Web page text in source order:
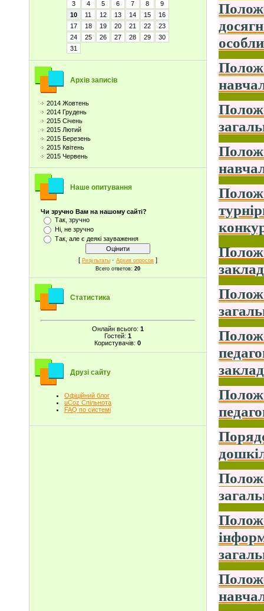
3
4 5 6 7 8
9
10
11 12 13 14 15
16
17
18 19 20 21 22
23
24
25 26 27 28 29
30
31
Архів записів
2014 Жовтень
2014 Грудень
2015 Січень
2015 Лютий
2015 Березень
2015 Квітень
2015 Червень
Наше опитування
Чи зручно Вам на нашому сайті?
Так, зручно
Ні, не зручно
Так, але є деякі зауваження
[ Результаты · Архив опросов ]
Всего ответов: 20
Статистика
Онлайн всього: 1
Гостей: 1
Користувачів:0
Друзі сайту
Офіційний блог
uCoz Спільнота
FAQ по системі